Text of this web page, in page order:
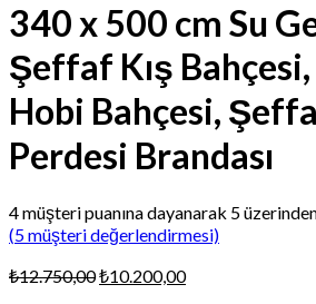
340 x 500 cm Su
Şeffaf Kış
Hobi Bahçesi,
Perdesi Brandası
4müşteri puanına dayanarak 5
(5müşteri değerlendirmesi)
₺12.750,00Orijinal
₺10.200,00Şu